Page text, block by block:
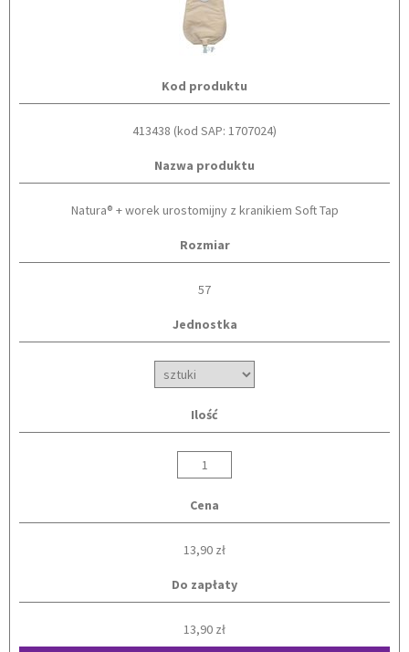
Kod produktu
413438 (kod SAP: 1707024)
Nazwa produktu
Natura® + worek urostomijny z kranikiem Soft Tap
Rozmiar
57
Jednostka
Ilość
Cena
13,90 zł
Do zapłaty
13,90 zł